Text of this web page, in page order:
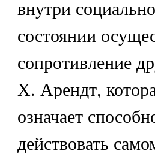
внутри
состоянии
сопротивление
Х. Арендт,
означает
действовать